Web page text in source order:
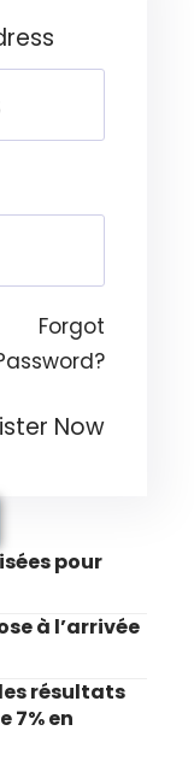
Forgot
Now
pour
à l’arrivée
résultats
7% en